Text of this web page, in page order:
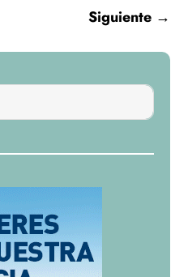
Siguiente→